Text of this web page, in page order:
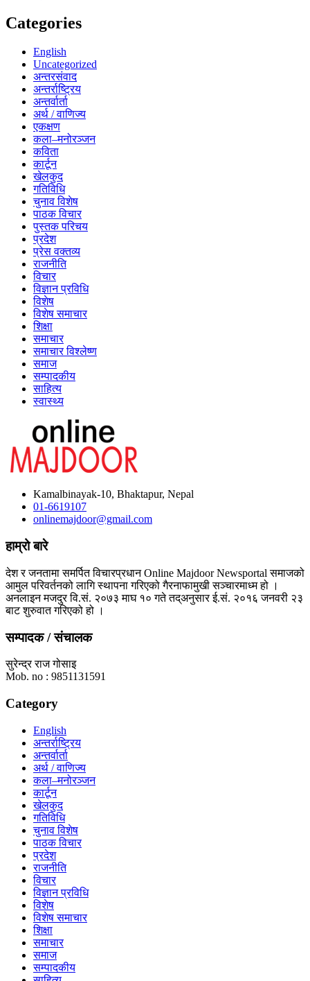
Categories
English
Uncategorized
अन्तरसंवाद
अन्तर्राष्ट्रिय
अन्तर्वार्ता
अर्थ / वाणिज्य
एकक्षण
कला–मनोरञ्जन
कविता
कार्टून
खेलकुद
गतिविधि
चुनाव विशेष
पाठक विचार
पुस्तक परिचय
प्रदेश
प्रेस वक्तव्य
राजनीति
विचार
विज्ञान प्रविधि
विशेष
विशेष समाचार
शिक्षा
समाचार
समाचार विश्लेष्ण
समाज
सम्पादकीय
साहित्य
स्वास्थ्य
Kamalbinayak-10, Bhaktapur, Nepal
01-6619107
onlinemajdoor@gmail.com
हाम्रो बारे
देश र जनतामा समर्पित विचारप्रधान Online Majdoor Newsportal समाजको
आमुल परिवर्तनको लागि स्थापना गरिएको गैरनाफामुखी सञ्चारमाध्म हो ।
अनलाइन मजदुर वि.सं. २०७३ माघ १० गते तद्अनुसार ई.सं. २०१६ जनवरी २३
बाट शुरुवात गरिएको हो ।
सम्पादक / संचालक
सुरेन्द्र राज गोसाइ
Mob. no : 9851131591
Category
English
अन्तर्राष्ट्रिय
अन्तर्वार्ता
अर्थ / वाणिज्य
कला–मनोरञ्जन
कार्टून
खेलकुद
गतिविधि
चुनाव विशेष
पाठक विचार
प्रदेश
राजनीति
विचार
विज्ञान प्रविधि
विशेष
विशेष समाचार
शिक्षा
समाचार
समाज
सम्पादकीय